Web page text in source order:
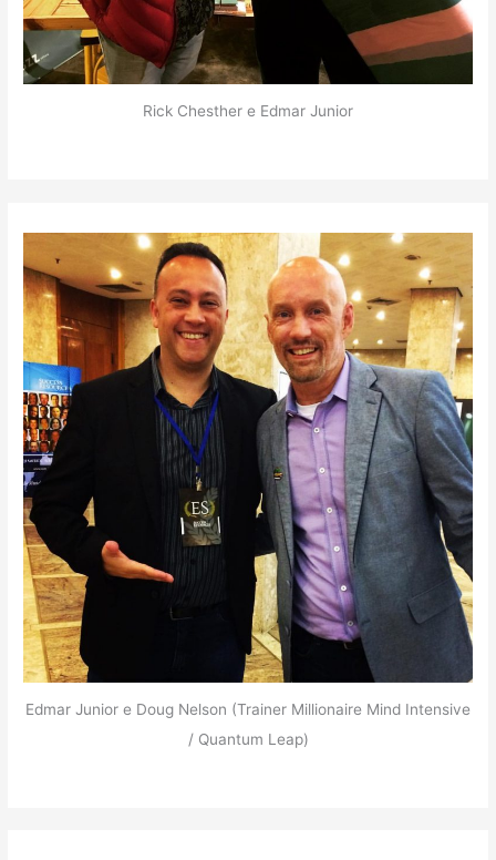
Rick Chesther e Edmar Junior
Edmar Junior e Doug Nelson (Trainer Millionaire Mind Intensive
/ Quantum Leap)